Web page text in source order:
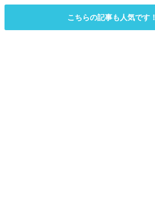
こちらの記事も人気です！